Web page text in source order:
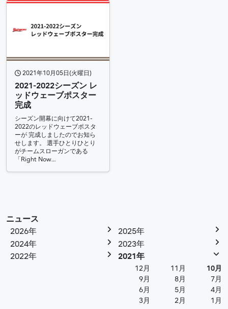
2021年10月05日(火曜日)
2021-2022シーズン レ
ッドウェーブポスター
完成
シーズン開幕に向けて2021-
2022のレッドウェーブポスタ
ーが 完成しましたのでお知ら
せします。 選手ひとりひとり
がチームスローガンである
「Right Now…
ニュース
2026年
2025年
2024年
2023年
2022年
2021年
12月 11月
10月
9月
8月
7月
6月
5月
4月
3月
2月 1月